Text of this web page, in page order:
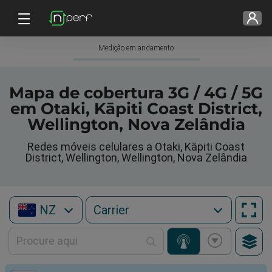
Medição em andamento
Mapa de cobertura 3G / 4G / 5G
em Otaki, Kāpiti Coast District,
Wellington, Nova Zelândia
Redes móveis celulares a Otaki, Kāpiti Coast
District, Wellington, Wellington, Nova Zelândia
NZ